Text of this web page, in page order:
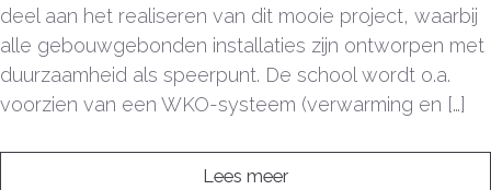
deel aan het realiseren van dit mooie project, waarbij
alle gebouwgebonden installaties zijn ontworpen met
duurzaamheid als speerpunt. De school wordt o.a.
voorzien van een WKO-systeem (verwarming en […]
Lees meer